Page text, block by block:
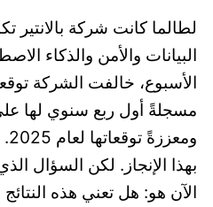
لطالما كانت شركة بالانتير
البيانات والأمن والذكاء
الأسبوع، خالفت الشركة
مسجلةً أول ربع سنوي لها على
بهذا الإنجاز. لكن السؤال
الآن هو: هل تعني هذه